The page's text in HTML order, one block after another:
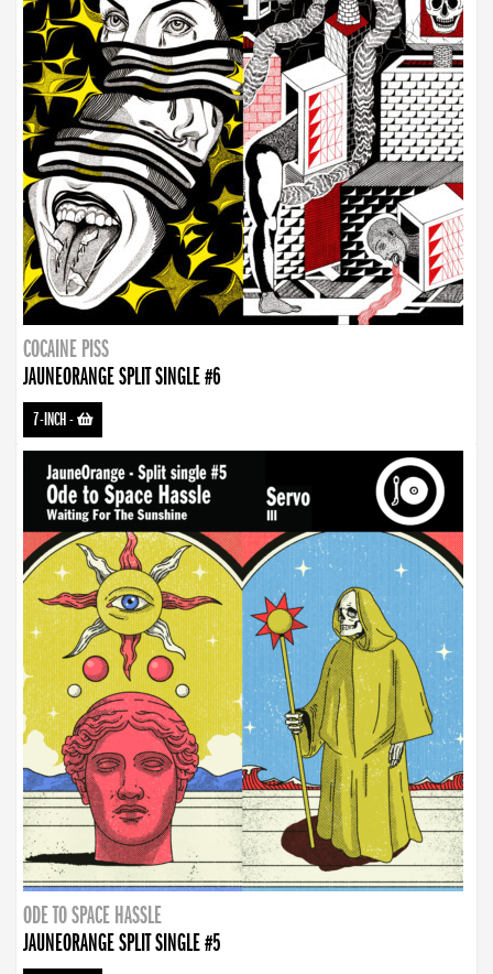
COCAINE PISS
JAUNEORANGE SPLIT SINGLE #6
7-INCH-
ODE TO SPACE HASSLE
JAUNEORANGE SPLIT SINGLE #5